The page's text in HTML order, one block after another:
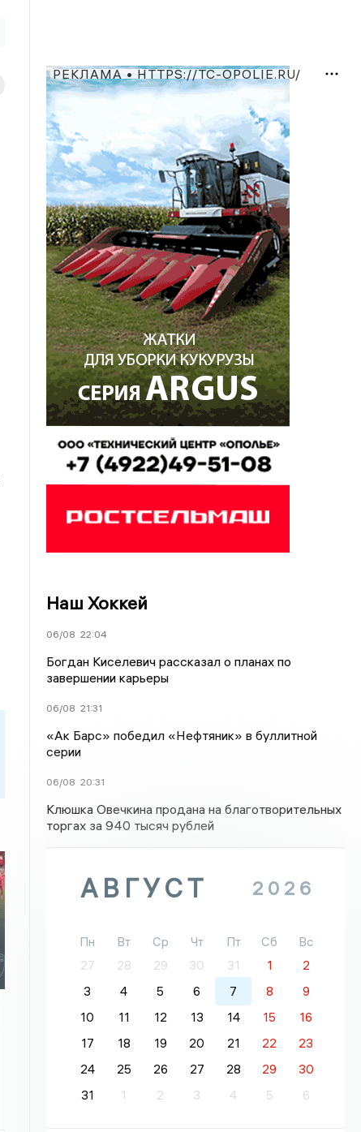
РЕКЛАМА • HTTPS://TC-OPOLIE.RU/
Наш Хоккей
06/08 22:04
Богдан Киселевич рассказал о планах по
завершении карьеры
06/08 21:31
«Ак Барс» победил «Нефтяник» в буллитной
серии
06/08 20:31
Клюшка Овечкина продана на благотворительных
торгах за 940 тысяч рублей
АВГУСТ 2026
Пн Вт Ср Чт Пт Сб
Вс
27
28 29 30 31 1
2
3
4 5 6 7 8
9
10
11 12 13 14 15
16
17
18 19 20 21 22
23
24
25 26 27 28 29
30
31
1 2 3 4 5 6